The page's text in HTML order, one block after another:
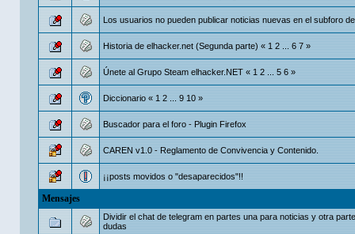
Los usuarios no pueden publicar noticias nuevas en el subforo
Historia de elhacker.net (Segunda parte) «1 2...6 7»
Únete al Grupo Steam elhacker.NET «1 2...5 6»
Diccionario «1 2...9 10»
Buscador para el foro - Plugin Firefox
CAREN v1.0 - Reglamento de Convivencia y Contenido.
¡¡posts movidos o "desaparecidos"!!
Mensajes
Dividir el chat de telegram en partes una para noticias y otra
dudas